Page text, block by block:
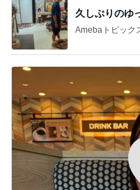
久しぶりのゆ
Amebaトピック